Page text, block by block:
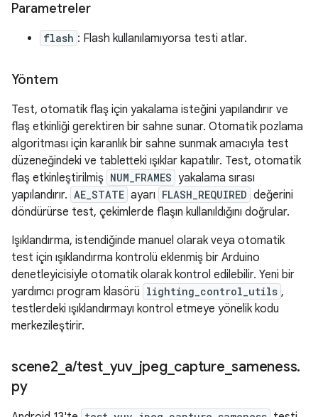
Parametreler
flash : Flash kullanılamıyorsa testi atlar.
Yöntem
Test, otomatik flaş için yakalama isteğini yapılandırır ve
flaş etkinliği gerektiren bir sahne sunar. Otomatik pozlama
algoritması için karanlık bir sahne sunmak amacıyla test
düzeneğindeki ve tabletteki ışıklar kapatılır. Test, otomatik
flaş etkinleştirilmiş NUM_FRAMES yakalama sırası
yapılandırır. AE_STATE ayarı FLASH_REQUIRED değerini
döndürürse test, çekimlerde flaşın kullanıldığını doğrular.
Işıklandırma, istendiğinde manuel olarak veya otomatik
test için ışıklandırma kontrolü eklenmiş bir Arduino
denetleyicisiyle otomatik olarak kontrol edilebilir. Yeni bir
yardımcı program klasörü lighting_control_utils ,
testlerdeki ışıklandırmayı kontrol etmeye yönelik kodu
merkezileştirir.
scene2 a/test_ yuv_ jpeg_ capture _sameness.
py